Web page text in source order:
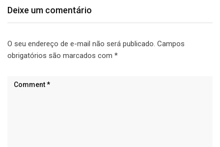
Deixe um comentário
O seu endereço de e-mail não será publicado. Campos
obrigatórios são marcados com *